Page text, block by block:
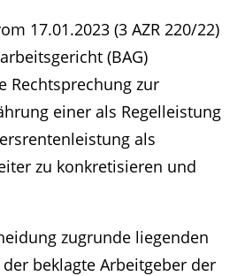
17.01.2023 (3 AZR 220/22)
(BAG)
Rechtsprechung zur
einer als Regelleistung
als
zu konkretisieren und
zugrunde liegenden
beklagte Arbeitgeber der